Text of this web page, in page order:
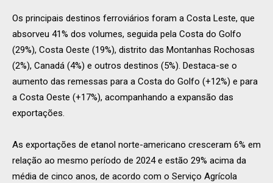
Os principais destinos ferroviários foram a Costa Leste, que
absorveu 41% dos volumes, seguida pela Costa do Golfo
(29%), Costa Oeste (19%), distrito das Montanhas Rochosas
(2%), Canadá (4%) e outros destinos (5%). Destaca-se o
aumento das remessas para a Costa do Golfo (+12%) e para
a Costa Oeste (+17%), acompanhando a expansão das
exportações.
As exportações de etanol norte-americano cresceram 6% em
relação ao mesmo período de 2024 e estão 29% acima da
média de cinco anos, de acordo com o Serviço Agrícola